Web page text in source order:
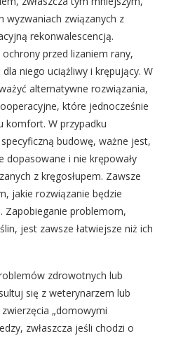
związanych z
rekonwalescencją.
przed lizaniem rany,
niego uciążliwy i krępujący. W
alternatywne rozwiązania,
które jednocześnie
komfort. W przypadku
budowę, ważne jest,
dopasowane i nie krępowały
z kręgosłupem. Zawsze
jakie rozwiązanie będzie
Zapobieganie problemom,
jest zawsze łatwiejsze niż ich
zdrowotnych lub
się z weterynarzem lub
„domowymi
zwłaszcza jeśli chodzi o